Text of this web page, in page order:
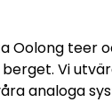
Oolong teer
Vi
analoga